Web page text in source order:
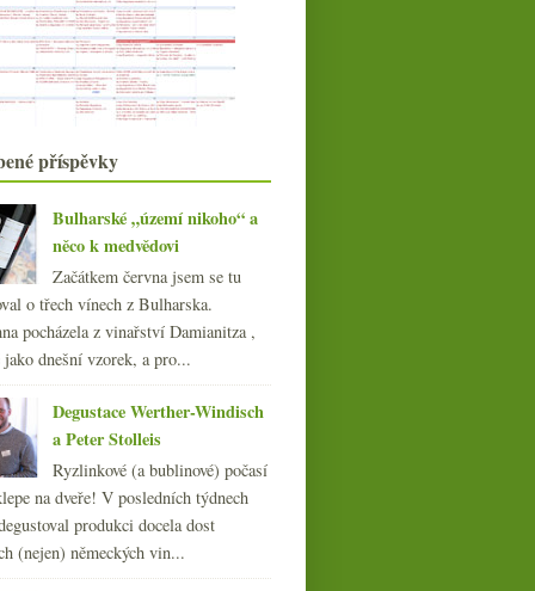
Šťára a divoké růžové z
Fitou
Výborné kalifornské pinoty od
Hirsch Vineyards
Fajn Manzanilla a chutné Clàssic
Penedès bubliny
(16)
července (17)
června(22)
května
dubna
března
února(19)
ledna(22)
(238)
(240)
(240)
(250)
(251)
(254)
(249)
(254)
(252)
příspěvky
Bulharské „území nikoho“ a
něco k medvědovi
Začátkem června jsem se tu
o třech vínech z Bulharska.
pocházela z vinařství Damianitza ,
jako dnešní vzorek, a pro...
Degustace Werther-Windisch
a Peter Stolleis
Ryzlinkové (a bublinové) počasí
na dveře! V posledních týdnech
produkci docela dost
(nejen) německých vin...